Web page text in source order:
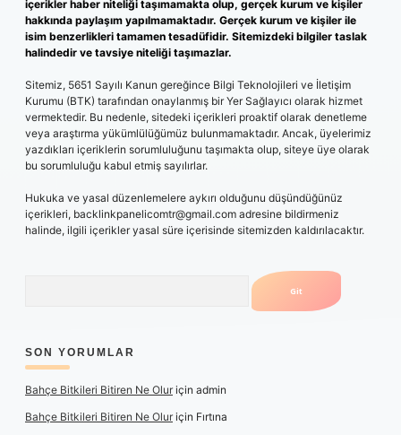
içerikler haber niteliği taşımamakta olup, gerçek kurum ve kişiler
hakkında paylaşım yapılmamaktadır. Gerçek kurum ve kişiler ile
isim benzerlikleri tamamen tesadüfidir. Sitemizdeki bilgiler taslak
halindedir ve tavsiye niteliği taşımazlar.
Sitemiz, 5651 Sayılı Kanun gereğince Bilgi Teknolojileri ve İletişim
Kurumu (BTK) tarafından onaylanmış bir Yer Sağlayıcı olarak hizmet
vermektedir. Bu nedenle, sitedeki içerikleri proaktif olarak denetleme
veya araştırma yükümlülüğümüz bulunmamaktadır. Ancak, üyelerimiz
yazdıkları içeriklerin sorumluluğunu taşımakta olup, siteye üye olarak
bu sorumluluğu kabul etmiş sayılırlar.
Hukuka ve yasal düzenlemelere aykırı olduğunu düşündüğünüz
içerikleri, backlinkpanelicomtr@gmail.com adresine bildirmeniz
halinde, ilgili içerikler yasal süre içerisinde sitemizden kaldırılacaktır.
SON YORUMLAR
Bahçe Bitkileri Bitiren Ne Oluriçin admin
Bahçe Bitkileri Bitiren Ne Oluriçin Fırtına